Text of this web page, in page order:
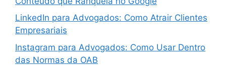
LinkedIn para Advogados: Como Atrair Clientes
Empresariais
Instagram para Advogados: Como Usar Dentro
das Normas da OAB